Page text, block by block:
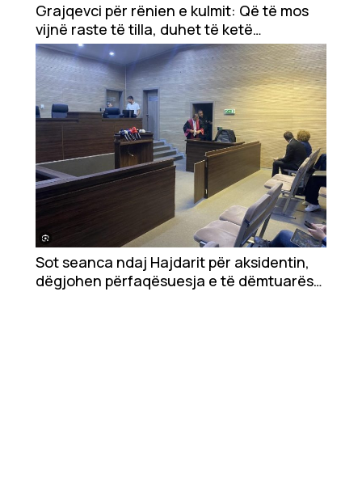
Grajqevci për rënien e kulmit: Që të mos
vijnë raste të tilla, duhet të ketë
konsultime në mes të ndërtuesve e
inxhinierëve
Sot seanca ndaj Hajdarit për aksidentin,
dëgjohen përfaqësuesja e të dëmtuarës